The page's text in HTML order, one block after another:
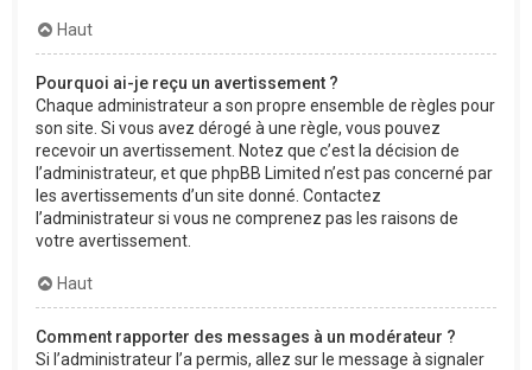
Haut
Pourquoi ai-je reçu un avertissement ?
Chaque administrateur a son propre ensemble de règles pour
son site. Si vous avez dérogé à une règle, vous pouvez
recevoir un avertissement. Notez que c’est la décision de
l’administrateur, et que phpBB Limited n’est pas concerné par
les avertissements d’un site donné. Contactez
l’administrateur si vous ne comprenez pas les raisons de
votre avertissement.
Haut
Comment rapporter des messages à un modérateur ?
Si l’administrateur l’a permis, allez sur le message à signaler